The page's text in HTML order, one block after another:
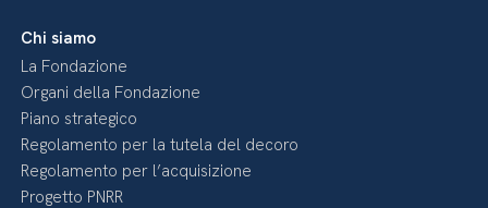
Chi siamo
La Fondazione
Organi della Fondazione
Piano strategico
Regolamento per la tutela del decoro
Regolamento per l’acquisizione
Progetto PNRR